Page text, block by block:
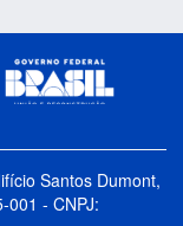
Santos Dumont,
001 - CNPJ: